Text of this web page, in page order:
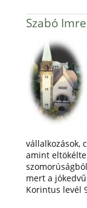
Szabó
vállalkozások,
amint
mert a
Korintus levél